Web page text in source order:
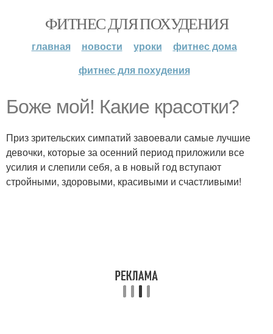
ФИТНЕС ДЛЯ ПОХУДЕНИЯ
главная новости уроки
фитнес дома
фитнес для похудения
Боже мой! Какие красотки?
Приз зрительских симпатий завоевали самые лучшие
девочки, которые за осенний период приложили все
усилия и слепили себя, а в новый год вступают
стройными, здоровыми, красивыми и счастливыми!